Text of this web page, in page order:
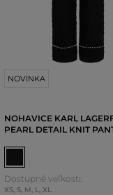
NOVINKA
NOHAVICE KARL
PEARL DETAIL KNIT
Dostupné veľkosti:
XS, S, M L XL